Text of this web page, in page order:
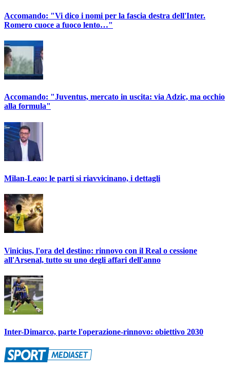
Accomando: "Vi dico i nomi per la fascia destra dell'Inter.
Romero cuoce a fuoco lento…"
Accomando: "Juventus, mercato in uscita: via Adzic, ma occhio
alla formula"
Milan-Leao: le parti si riavvicinano, i dettagli
Vinicius, l'ora del destino: rinnovo con il Real o cessione
all'Arsenal, tutto su uno degli affari dell'anno
Inter-Dimarco, parte l'operazione-rinnovo: obiettivo 2030